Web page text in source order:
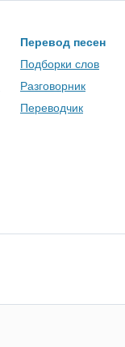
Перевод песен
Подборки слов
Разговорник
Переводчик